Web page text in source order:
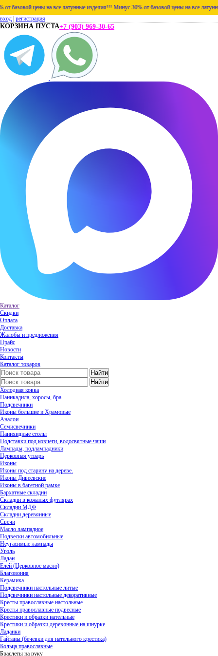
цены на все латунные изделия!!! Минус 30% от базовой цены на все латунные
вход регистрация
КОРЗИНА ПУСТА+7 (903) 969-30-65
Каталог
Скидки
Оплата
Доставка
Жалобы и предложения
Прайс
Новости
Контакты
Каталог товаров
Холодная ковка
Паникадила, хоросы, бра
Подсвечники
Иконы большие и Храмовые
Аналои
Семисвечники
Панихидные столы
Подставки под ковчеги, водосвятные чаши
Лампады, подлампадники
Церковная утварь
Иконы
Иконы под старину на дереве.
Иконы Дивеевские
Иконы в багетной рамке
Бархатные складни
Складни в кожаных футлярах
Складни МДФ
Складни деревянные
Свечи
Масло лампадное
Подвески автомобильные
Неугасимые лампады
Уголь
Ладан
Елей (Церковное масло)
Благовония
Керамика
Подсвечники настольные литые
Подсвечники настольные декоративные
Кресты православные настольные
Кресты православные подвесные
Крестики и образки нательные
Крестики и образки деревянные на шнурке
Ладанки
Гайтаны (бечевки для нательного крестика)
Кольца православные
Браслеты на руку